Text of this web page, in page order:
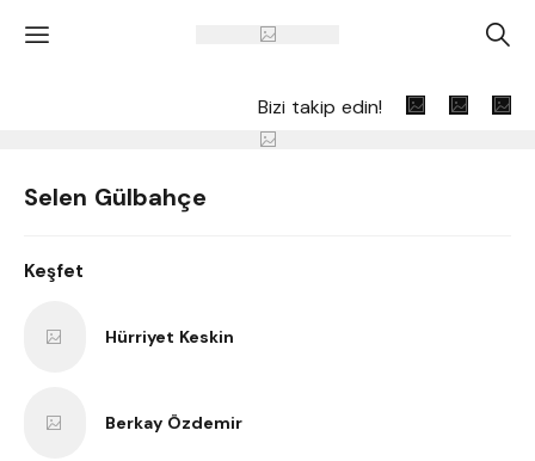
' A
Bizi takip edin!
Selen Gülbahçe
Keşfet
Hürriyet Keskin
Berkay Özdemir